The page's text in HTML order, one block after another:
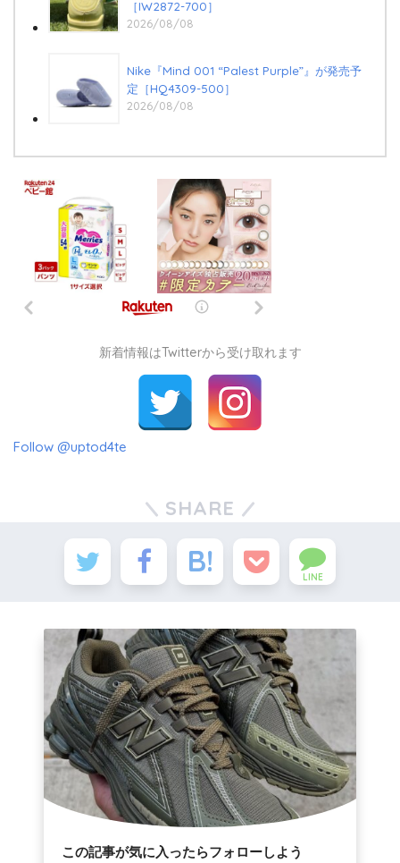
［IW2872-700］
2026/08/08
Nike『Mind 001 “Palest Purple”』が発売予
定［HQ4309-500］
2026/08/08
新着情報はTwitterから受け取れます
Follow @uptod4te
SHARE
LINE
この記事が気に入ったらフォローしよう